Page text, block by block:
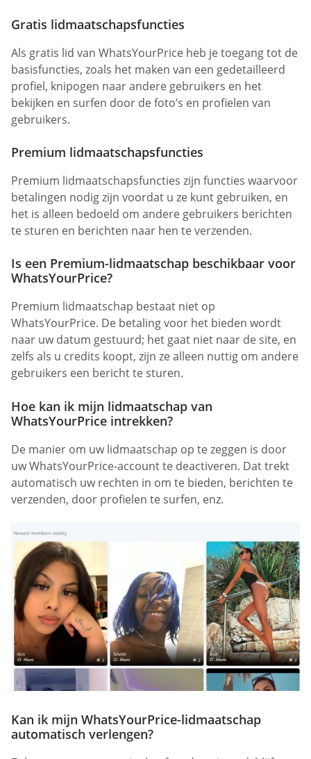
Gratis lidmaatschapsfuncties
Als gratis lid van WhatsYourPrice heb je toegang tot de
basisfuncties, zoals het maken van een gedetailleerd
profiel, knipogen naar andere gebruikers en het
bekijken en surfen door de foto’s en profielen van
gebruikers.
Premium lidmaatschapsfuncties
Premium lidmaatschapsfuncties zijn functies waarvoor
betalingen nodig zijn voordat u ze kunt gebruiken, en
het is alleen bedoeld om andere gebruikers berichten
te sturen en berichten naar hen te verzenden.
Is een Premium-lidmaatschap beschikbaar voor
WhatsYourPrice?
Premium lidmaatschap bestaat niet op
WhatsYourPrice. De betaling voor het bieden wordt
naar uw datum gestuurd; het gaat niet naar de site, en
zelfs als u credits koopt, zijn ze alleen nuttig om andere
gebruikers een bericht te sturen.
Hoe kan ik mijn lidmaatschap van
WhatsYourPrice intrekken?
De manier om uw lidmaatschap op te zeggen is door
uw WhatsYourPrice-account te deactiveren. Dat trekt
automatisch uw rechten in om te bieden, berichten te
verzenden, door profielen te surfen, enz.
Kan ik mijn WhatsYourPrice-lidmaatschap
automatisch verlengen?